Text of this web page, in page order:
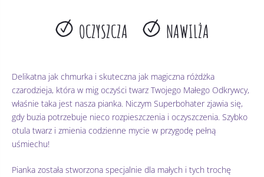
OCZYSZCZA NAWILŻA
Delikatna jak chmurka i skuteczna jak magiczna różdżka
czarodzieja, która w mig oczyści twarz Twojego Małego Odkrywcy,
właśnie taka jest nasza pianka. Niczym Superbohater zjawia się,
gdy buzia potrzebuje nieco rozpieszczenia i oczyszczenia. Szybko
otula twarz i zmienia codzienne mycie w przygodę pełną
uśmiechu!
Pianka została stworzona specjalnie dla małych i tych trochę